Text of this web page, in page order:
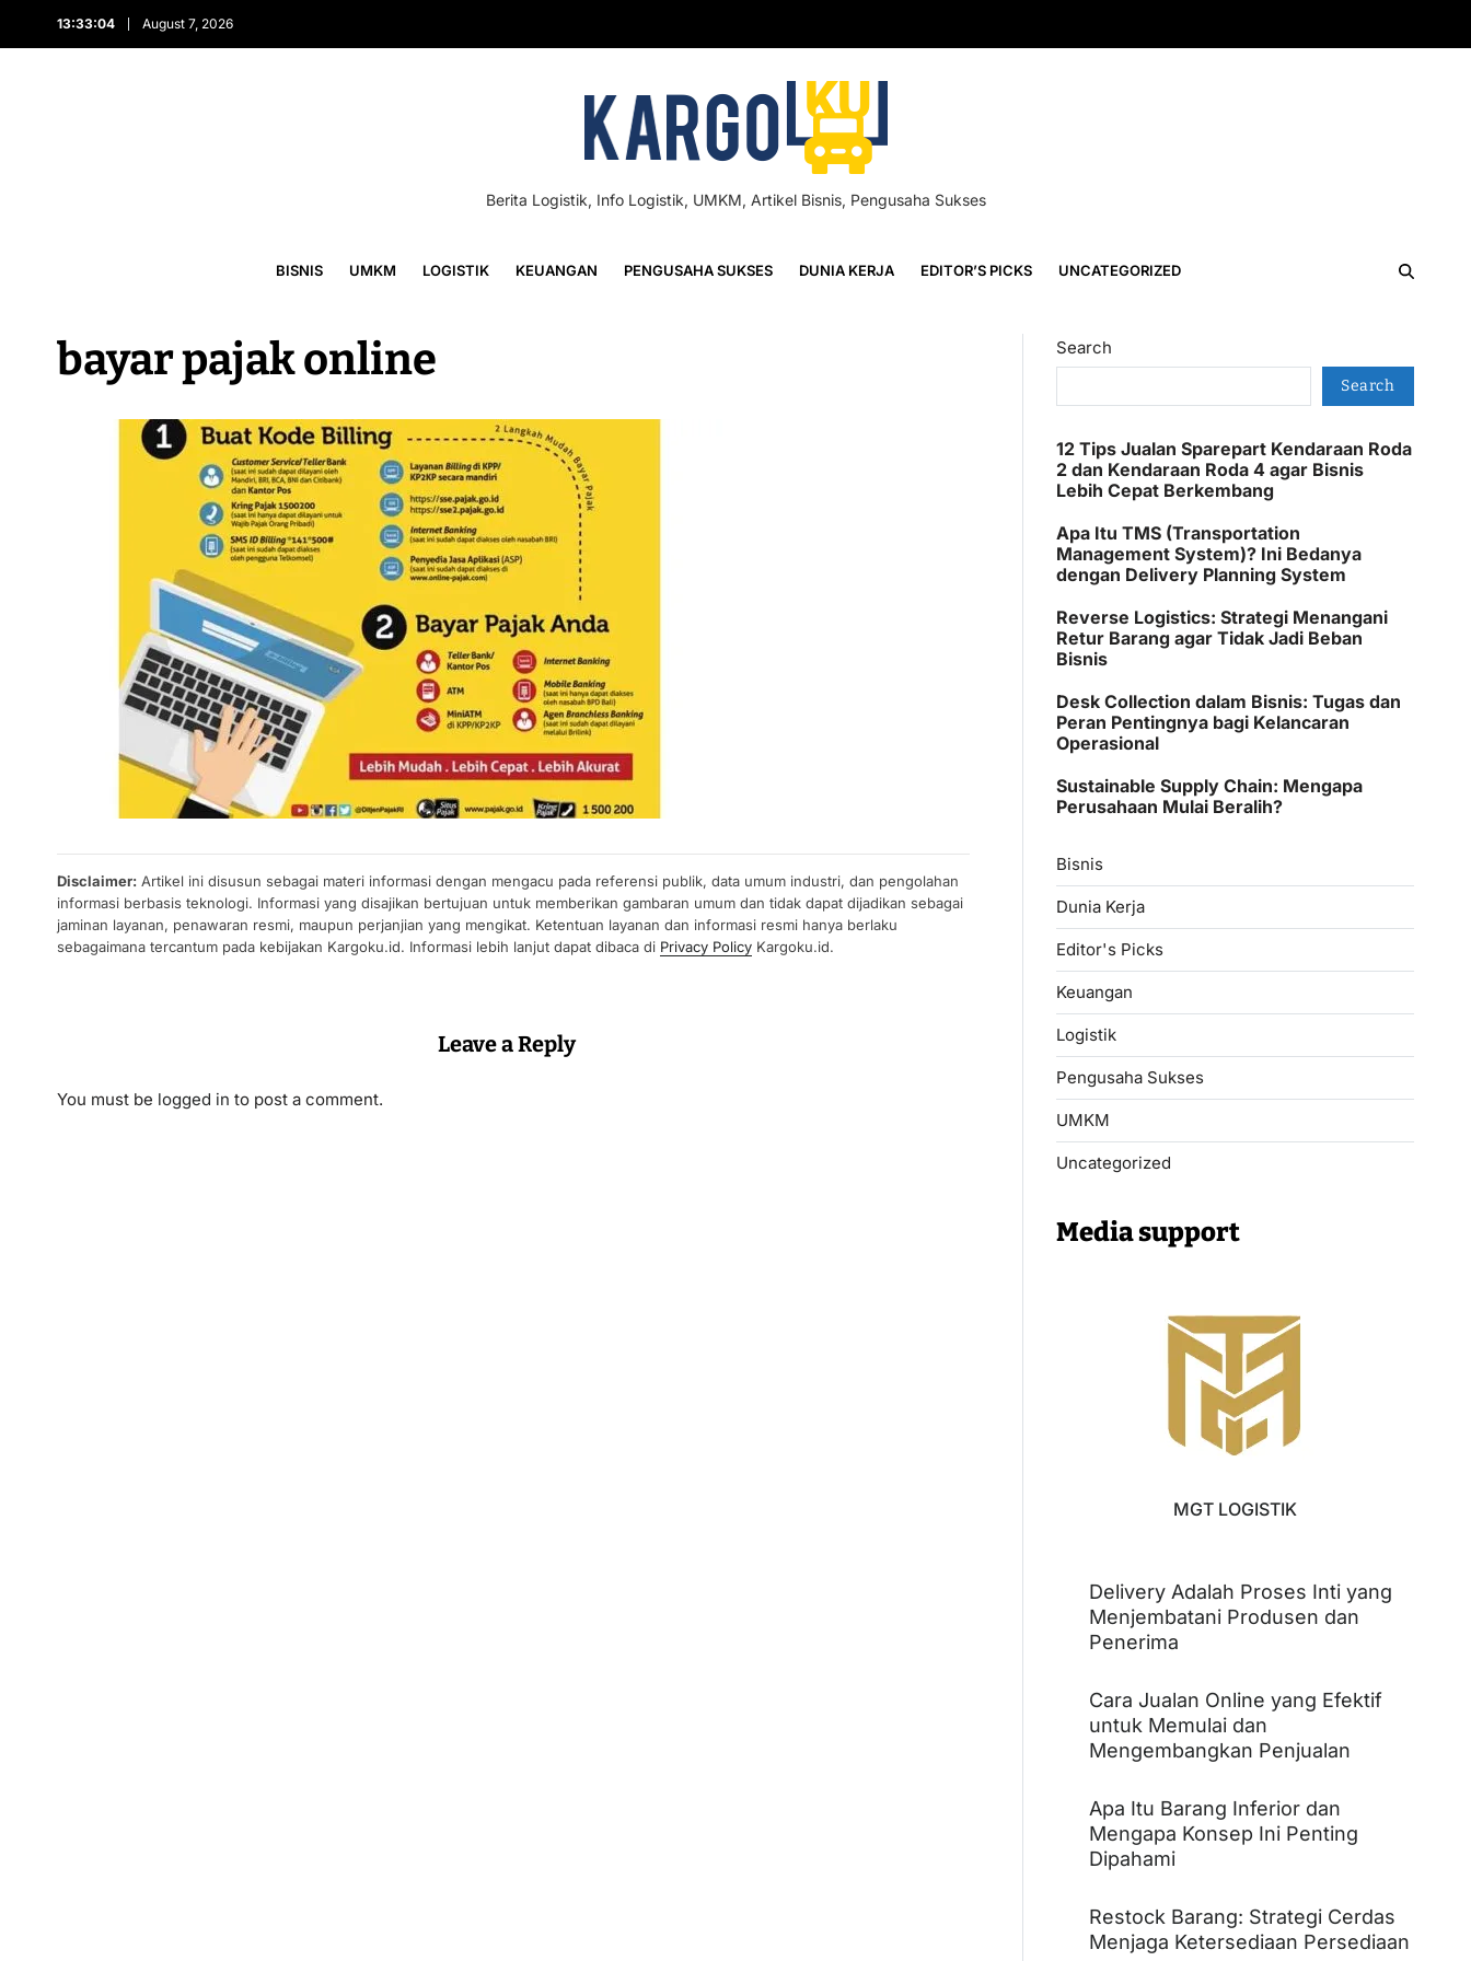
13:33:05 August 7, 2026
Berita Logistik, Info Logistik, UMKM, Artikel Bisnis, Pengusaha Sukses
BISNIS UMKM LOGISTIK KEUANGAN PENGUSAHA SUKSES DUNIA KERJA EDITOR’S PICKS UNCATEGORIZED
bayar pajak online
Disclaimer: Artikel ini disusun sebagai materi informasi dengan mengacu pada referensi publik, data umum industri, dan pengolahan
informasi berbasis teknologi. Informasi yang disajikan bertujuan untuk memberikan gambaran umum dan tidak dapat dijadikan sebagai
jaminan layanan, penawaran resmi, maupun perjanjian yang mengikat. Ketentuan layanan dan informasi resmi hanya berlaku
sebagaimana tercantum pada kebijakan Kargoku.id. Informasi lebih lanjut dapat dibaca di Privacy Policy Kargoku.id.
Leave a Reply
You must be logged in to post a comment.
Search
Search
12 Tips Jualan Sparepart Kendaraan Roda
2 dan Kendaraan Roda 4 agar Bisnis
Lebih Cepat Berkembang
Apa Itu TMS (Transportation
Management System)? Ini Bedanya
dengan Delivery Planning System
Reverse Logistics: Strategi Menangani
Retur Barang agar Tidak Jadi Beban
Bisnis
Desk Collection dalam Bisnis: Tugas dan
Peran Pentingnya bagi Kelancaran
Operasional
Sustainable Supply Chain: Mengapa
Perusahaan Mulai Beralih?
Bisnis
Dunia Kerja
Editor's Picks
Keuangan
Logistik
Pengusaha Sukses
UMKM
Uncategorized
Media support
MGT LOGISTIK
Delivery Adalah Proses Inti yang
Menjembatani Produsen dan
Penerima
Cara Jualan Online yang Efektif
untuk Memulai dan
Mengembangkan Penjualan
Apa Itu Barang Inferior dan
Mengapa Konsep Ini Penting
Dipahami
Restock Barang: Strategi Cerdas
Menjaga Ketersediaan Persediaan